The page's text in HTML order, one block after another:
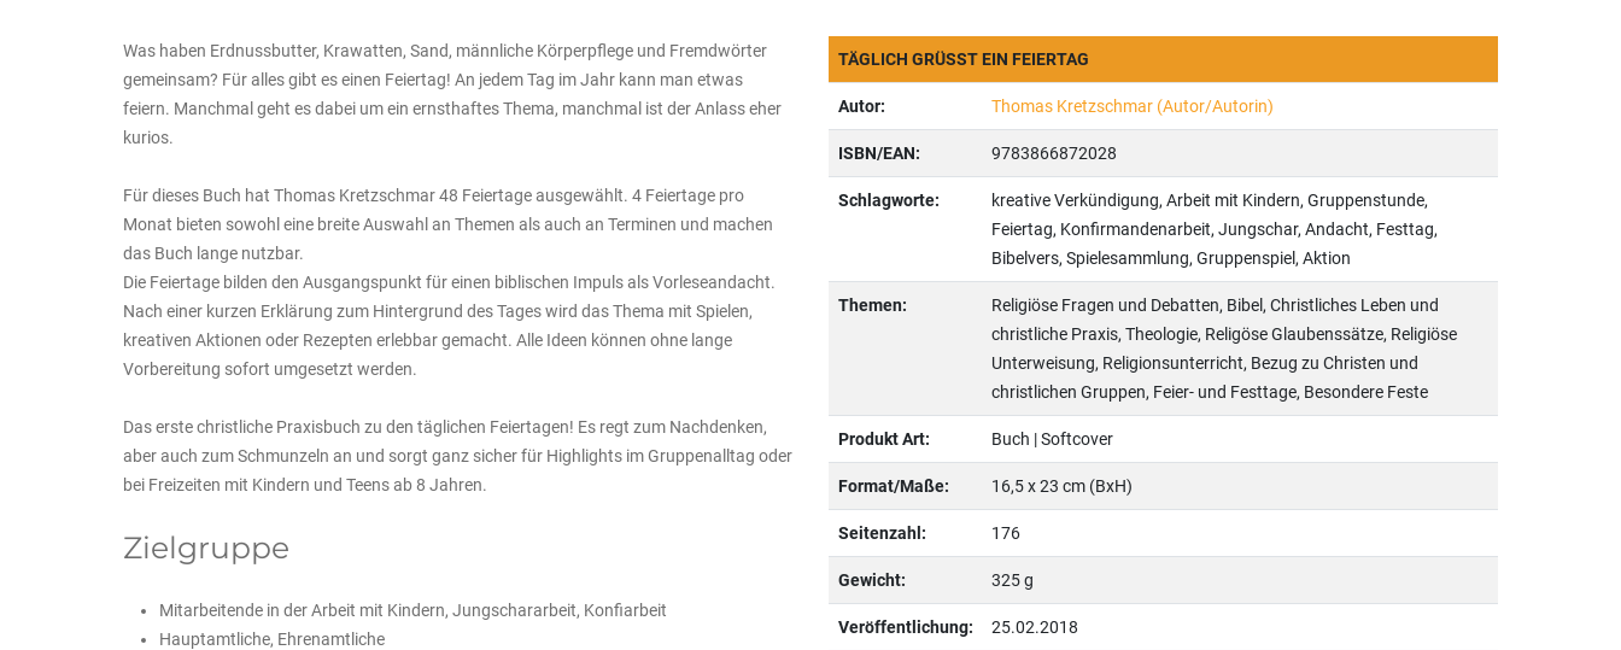
Was haben Erdnussbutter, Krawatten, Sand, männliche Körperpflege und Fremdwörter
gemeinsam? Für alles gibt es einen Feiertag! An jedem Tag im Jahr kann man etwas
feiern. Manchmal geht es dabei um ein ernsthaftes Thema, manchmal ist der Anlass eher
kurios.
Für dieses Buch hat Thomas Kretzschmar 48 Feiertage ausgewählt. 4 Feiertage pro
Monat bieten sowohl eine breite Auswahl an Themen als auch an Terminen und machen
das Buch lange nutzbar.
Die Feiertage bilden den Ausgangspunkt für einen biblischen Impuls als Vorleseandacht.
Nach einer kurzen Erklärung zum Hintergrund des Tages wird das Thema mit Spielen,
kreativen Aktionen oder Rezepten erlebbar gemacht. Alle Ideen können ohne lange
Vorbereitung sofort umgesetzt werden.
Das erste christliche Praxisbuch zu den täglichen Feiertagen! Es regt zum Nachdenken,
aber auch zum Schmunzeln an und sorgt ganz sicher für Highlights im Gruppenalltag oder
bei Freizeiten mit Kindern und Teens ab 8 Jahren.
Zielgruppe
Mitarbeitende in der Arbeit mit Kindern, Jungschararbeit, Konfiarbeit
Hauptamtliche, Ehrenamtliche
TÄGLICH GRÜSST EIN FEIERTAG
Autor: Thomas Kretzschmar (Autor/Autorin)
ISBN/EAN: 9783866872028
Schlagworte:
kreative Verkündigung, Arbeit mit Kindern, Gruppenstunde,
Feiertag, Konfirmandenarbeit, Jungschar, Andacht, Festtag,
Bibelvers, Spielesammlung, Gruppenspiel, Aktion
Themen:
Religiöse Fragen und Debatten, Bibel, Christliches Leben und
christliche Praxis, Theologie, Religöse Glaubenssätze, Religiöse
Unterweisung, Religionsunterricht, Bezug zu Christen und
christlichen Gruppen, Feier- und Festtage, Besondere Feste
Produkt Art: Buch | Softcover
Format/Maße: 16,5 x 23 cm (BxH)
Seitenzahl: 176
Gewicht: 325 g
Veröffentlichung: 25.02.2018